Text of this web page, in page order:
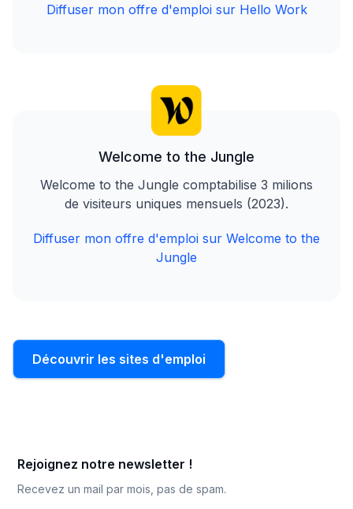
Diffuser mon offre d'emploi sur Hello Work
Welcome to the Jungle
Welcome to the Jungle comptabilise 3 milions
de visiteurs uniques mensuels (2023).
Diffuser mon offre d'emploi sur Welcome to the
Jungle
Découvrir les sites d'emploi
Rejoignez notre newsletter !
Recevez un mail par mois, pas de spam.